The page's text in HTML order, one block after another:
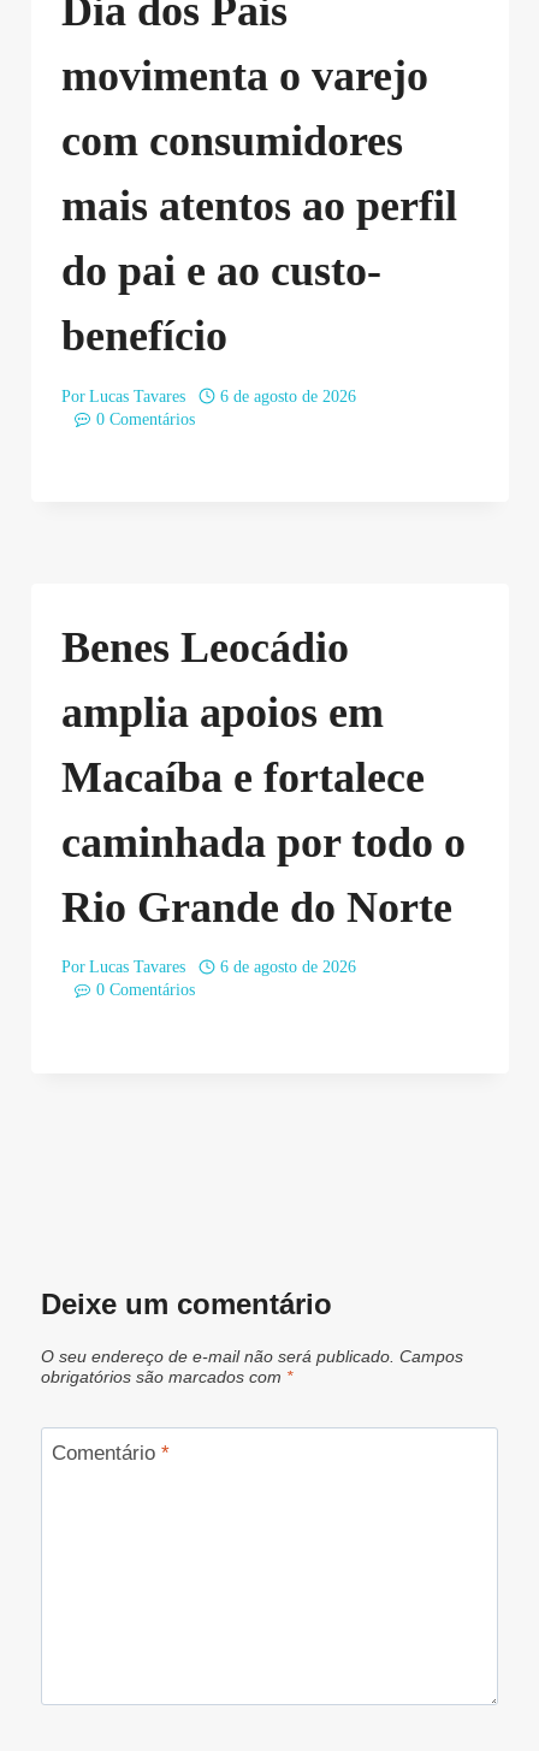
Dia dos Pais
movimenta o varejo
com consumidores
mais atentos ao perfil
do pai e ao custo-
benefício
Por Lucas Tavares
6 de agosto de 2026
0 Comentários
Benes Leocádio
amplia apoios em
Macaíba e fortalece
caminhada por todo o
Rio Grande do Norte
Por Lucas Tavares
6 de agosto de 2026
0 Comentários
Deixe um comentário
O seu endereço de e-mail não será publicado. Campos
obrigatórios são marcados com *
Comentário *